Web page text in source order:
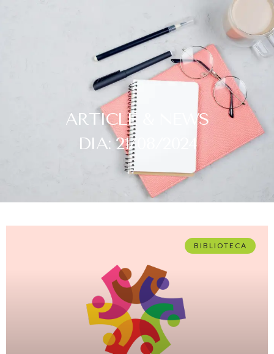
ARTICLE & NEWS
DIA: 21/08/2024
BIBLIOTECA